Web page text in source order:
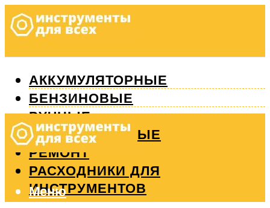
АККУМУЛЯТОРНЫЕ
БЕНЗИНОВЫЕ
РУЧНЫЕ
ИЗМЕРИТЕЛЬНЫЕ
РЕМОНТ
РАСХОДНИКИ ДЛЯ
ИНСТРУМЕНТОВ
Меню